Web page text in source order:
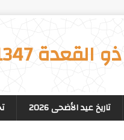
1347
تاريخ عيد الأضحى 2026